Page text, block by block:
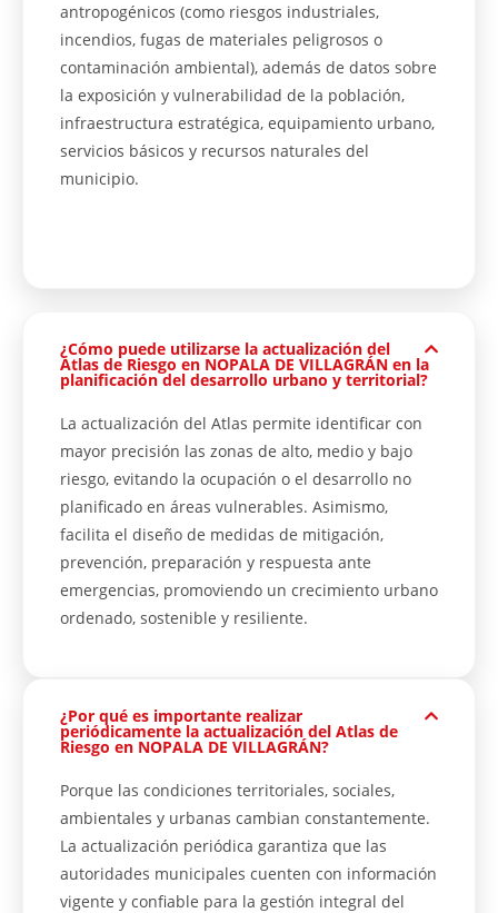
antropogénicos (como riesgos industriales,
incendios, fugas de materiales peligrosos o
contaminación ambiental), además de datos sobre
la exposición y vulnerabilidad de la población,
infraestructura estratégica, equipamiento urbano,
servicios básicos y recursos naturales del
municipio.
¿Cómo puede utilizarse la actualización del
Atlas de Riesgo en NOPALA DE VILLAGRÁN en la
planificación del desarrollo urbano y territorial?
La actualización del Atlas permite identificar con
mayor precisión las zonas de alto, medio y bajo
riesgo, evitando la ocupación o el desarrollo no
planificado en áreas vulnerables. Asimismo,
facilita el diseño de medidas de mitigación,
prevención, preparación y respuesta ante
emergencias, promoviendo un crecimiento urbano
ordenado, sostenible y resiliente.
¿Por qué es importante realizar
periódicamente la actualización del Atlas de
Riesgo en NOPALA DE VILLAGRÁN?
Porque las condiciones territoriales, sociales,
ambientales y urbanas cambian constantemente.
La actualización periódica garantiza que las
autoridades municipales cuenten con información
vigente y confiable para la gestión integral del